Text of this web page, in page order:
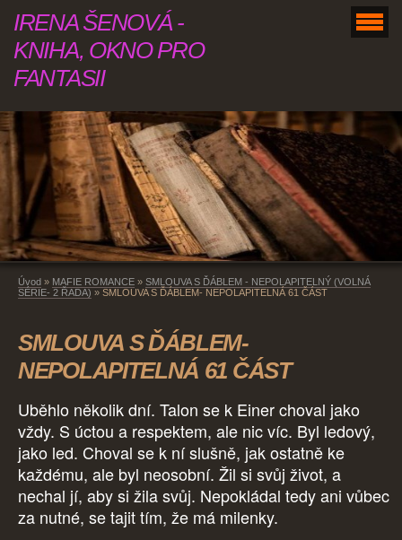
IRENA ŠENOVÁ -
KNIHA, OKNO PRO
FANTASII
Úvod » MAFIE ROMANCE » SMLOUVA S ĎÁBLEM - NEPOLAPITELNÝ (VOLNÁ
SÉRIE- 2 ŘADA) » SMLOUVA S ĎÁBLEM- NEPOLAPITELNÁ 61 ČÁST
SMLOUVA S ĎÁBLEM-
NEPOLAPITELNÁ 61 ČÁST
Uběhlo několik dní. Talon se k Einer choval jako
vždy. S úctou a respektem, ale nic víc. Byl ledový,
jako led. Choval se k ní slušně, jak ostatně ke
každému, ale byl neosobní. Žil si svůj život, a
nechal jí, aby si žila svůj. Nepokládal tedy ani vůbec
za nutné, se tajit tím, že má milenky.